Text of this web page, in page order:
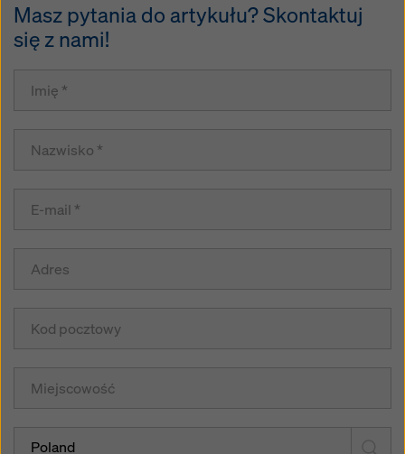
Masz pytania do artykułu? Skontaktuj
się z nami!
Poland